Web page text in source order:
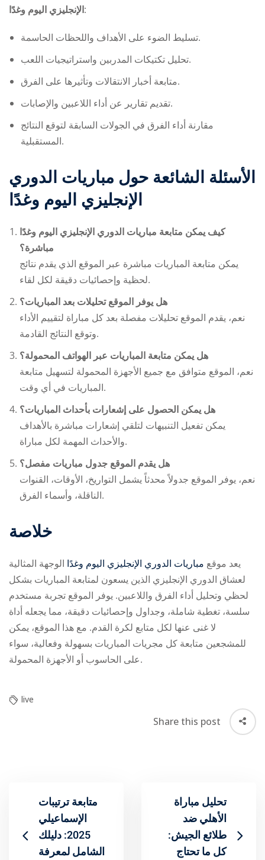
الإنجليزي اليوم وغدًا:
تسليط الضوء على الأهداف واللحظات الحاسمة.
تحليل تكتيكات المدربين واستراتيجيات اللعب.
متابعة أخبار الانتقالات وتأثيرها على الفرق.
تقديم تقارير عن أداء اللاعبين والإصابات.
مقارنة أداء الفرق في الجولات السابقة لتوقع النتائج
المستقبلية.
الأسئلة الشائعة حول مباريات الدوري
الإنجليزي اليوم وغدًا
كيف يمكن متابعة مباريات الدوري الإنجليزي اليوم وغدًا
مباشرة؟
يمكن متابعة المباريات مباشرة عبر الموقع الذي يقدم نتائج
لحظية وإحصائيات دقيقة لكل لقاء.
هل يوفر الموقع تحليلات بعد المباريات؟
نعم، يقدم الموقع تحليلات مفصلة بعد كل مباراة لتقييم الأداء
وتوقع النتائج القادمة.
هل يمكن متابعة المباريات عبر الهواتف المحمولة؟
نعم، الموقع متوافق مع جميع الأجهزة المحمولة لتسهيل متابعة
المباريات في أي وقت.
هل يمكن الحصول على إشعارات بأحداث المباريات؟
يمكن تفعيل التنبيهات لتلقي إشعارات مباشرة بالأهداف
والأحداث المهمة لكل مباراة.
هل يقدم الموقع جدول مباريات مفصل؟
نعم، يوفر الموقع جدولاً محدثاً يشمل التواريخ، الأوقات، القنوات
الناقلة، وأسماء الفرق.
خلاصة
يعد موقع مباريات الدوري الإنجليزي اليوم وغدًا الوجهة المثالية
لعشاق الدوري الإنجليزي الذين يسعون لمتابعة المباريات بشكل
لحظي وتحليل أداء الفرق واللاعبين. يوفر الموقع تجربة مستخدم
سلسة، تغطية شاملة، وجداول وإحصائيات دقيقة، مما يجعله أداة
لا غنى عنها لكل متابع لكرة القدم. مع هذا الموقع، يمكن
للمشجعين متابعة كل مجريات المباريات بسهولة وفعالية، سواء
على الحاسوب أو الأجهزة المحمولة.
live
Share this post
متابعة ترتيبات
الإسماعيلي
2025: دليلك
الشامل لمعرفة
تحليل مباراة
الأهلي ضد
طلائع الجيش:
كل ما تحتاج